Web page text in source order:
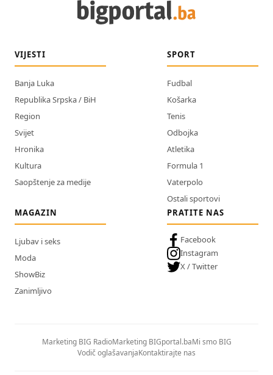
VIJESTI
Banja Luka
Republika Srpska / BiH
Region
Svijet
Hronika
Kultura
Saopštenje za medije
SPORT
Fudbal
Košarka
Tenis
Odbojka
Atletika
Formula 1
Vaterpolo
Ostali sportovi
MAGAZIN
Ljubav i seks
Moda
ShowBiz
Zanimljivo
PRATITE NAS
Facebook
Instagram
X / Twitter
Marketing BIG RadioMarketing BIGportal.baMi smo BIG
Vodič oglašavanjaKontaktirajte nas